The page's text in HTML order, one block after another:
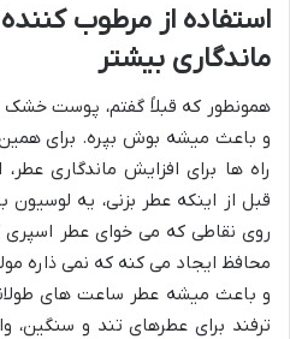
استفاده از مرطوب
ماندگاری بیشتر
همونطور که قبلاً گفتم، پوست
و باعث میشه بوش بپره. برای
راه ها برای افزایش ماندگاری
قبل از اینکه عطر بزنی، یه
روی نقاطی که می خوای عطر
محافظ ایجاد می کنه که نمی ذاره
و باعث میشه عطر ساعت های
ترفند برای عطرهای تند و